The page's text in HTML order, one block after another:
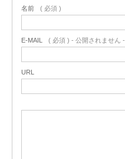
名前 ( 必須 )
E-MAIL ( 必須 ) - 公開されません -
URL